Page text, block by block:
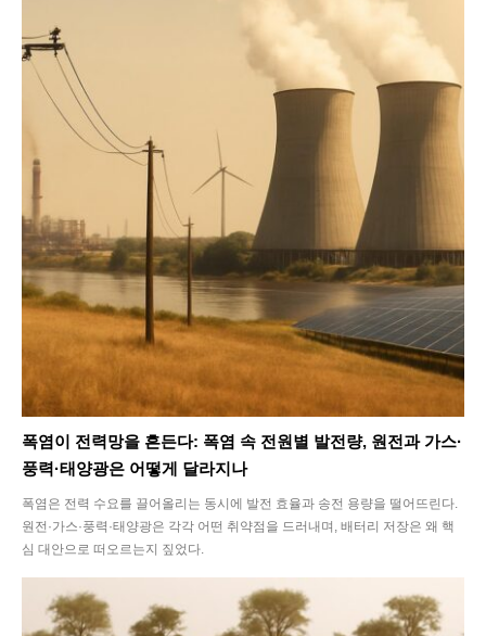
폭염이 전력망을 흔든다: 폭염 속 전원별 발전량, 원전과 가스·
풍력·태양광은 어떻게 달라지나
폭염은 전력 수요를 끌어올리는 동시에 발전 효율과 송전 용량을 떨어뜨린다.
원전·가스·풍력·태양광은 각각 어떤 취약점을 드러내며, 배터리 저장은 왜 핵
심 대안으로 떠오르는지 짚었다.